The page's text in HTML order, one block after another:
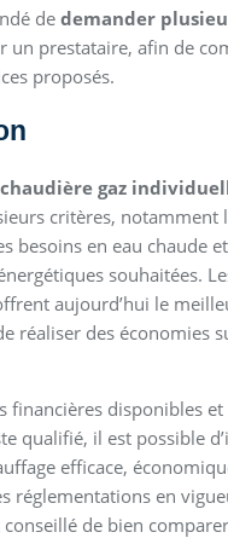
de demander
un prestataire, afin de
proposés.
chaudière gaz
critères, notamment
besoins en eau chaude
souhaitées.
aujourd’hui le
réaliser des économies
financières disponibles et
qualifié, il est possible
efficace,
réglementations en
conseillé de bien